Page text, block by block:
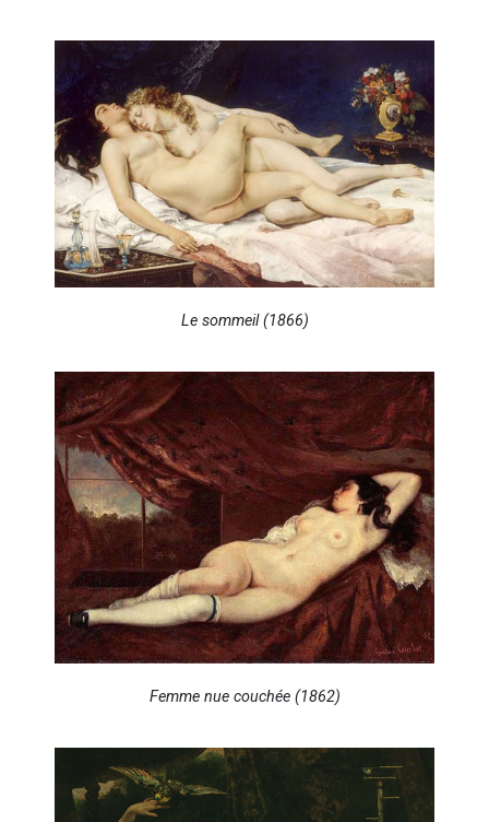
Le sommeil (1866)
Femme nue couchée (1862)